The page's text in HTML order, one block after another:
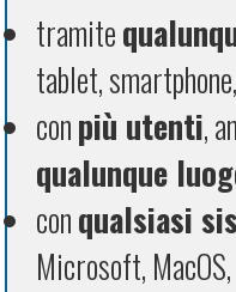
tramite
tablet,
conpiù utenti,
qualunque
conqualsiasi
Microsoft,